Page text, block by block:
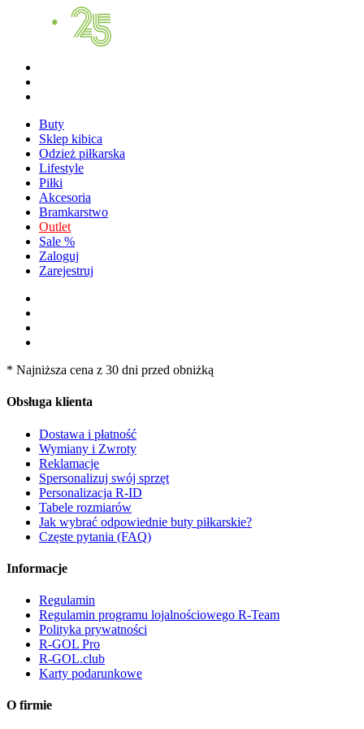
Buty
Sklep kibica
Odzież piłkarska
Lifestyle
Piłki
Akcesoria
Bramkarstwo
Outlet
Sale %
Zaloguj
Zarejestruj
* Najniższa cena z 30 dni przed obniżką
Obsługa klienta
Dostawa i płatność
Wymiany i Zwroty
Reklamacje
Spersonalizuj swój sprzęt
Personalizacja R-ID
Tabele rozmiarów
Jak wybrać odpowiednie buty piłkarskie?
Częste pytania (FAQ)
Informacje
Regulamin
Regulamin programu lojalnościowego R-Team
Polityka prywatności
R-GOL Pro
R-GOL.club
Karty podarunkowe
O firmie